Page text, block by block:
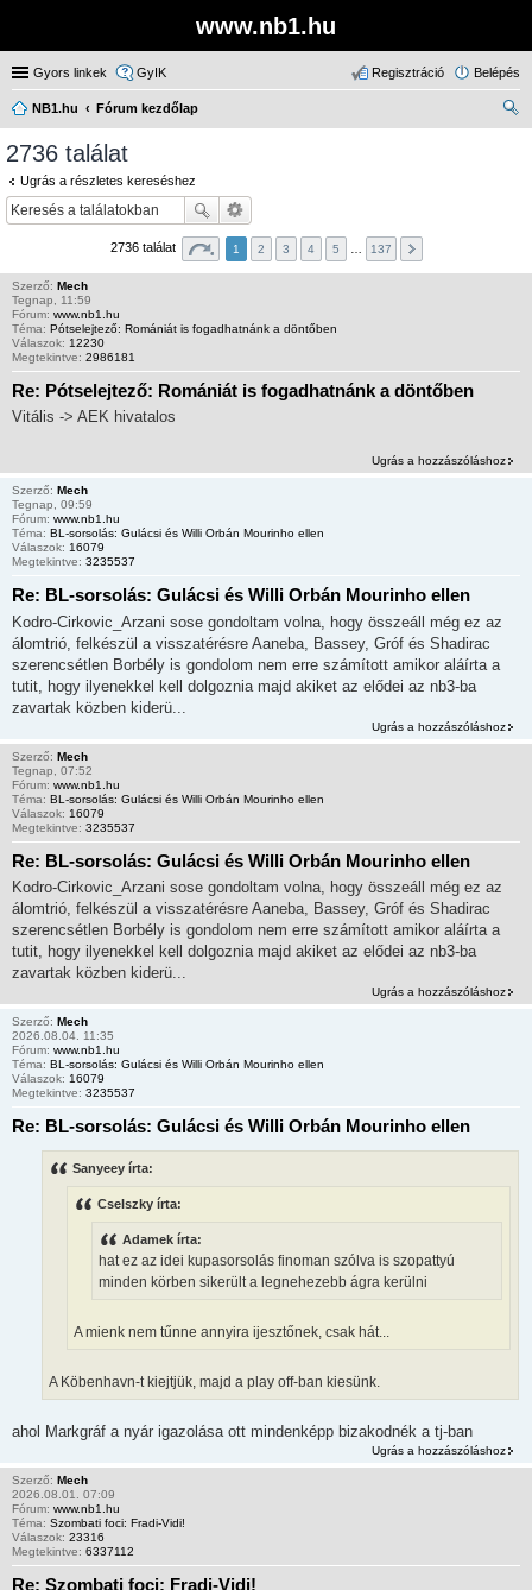
www.nb1.hu
Gyors linkek GyIK Belépés
Regisztráció
NB1.hu
Fórum kezdőlap
2736 találat
Ugrás a részletes kereséshez
2736 találat 1 2 3 4 5 137
Szerző: Mech
Tegnap, 11:59
Fórum: www.nb1.hu
Téma: Pótselejtező: Romániát is fogadhatnánk a döntőben
Válaszok: 12230
Megtekintve: 2986181
Re: Pótselejtező: Romániát is fogadhatnánk a döntőben
Vitális -> AEK hivatalos
Ugrás a hozzászóláshoz
Szerző: Mech
Tegnap, 09:59
Fórum: www.nb1.hu
Téma: BL-sorsolás: Gulácsi és Willi Orbán Mourinho ellen
Válaszok: 16079
Megtekintve: 3235537
Re: BL-sorsolás: Gulácsi és Willi Orbán Mourinho ellen
Kodro-Cirkovic_Arzani sose gondoltam volna, hogy összeáll még ez az
álomtrió, felkészül a visszatérésre Aaneba, Bassey, Gróf és Shadirac
szerencsétlen Borbély is gondolom nem erre számított amikor aláírta a
tutit, hogy ilyenekkel kell dolgoznia majd akiket az elődei az nb3-ba
zavartak közben kiderü...
Ugrás a hozzászóláshoz
Szerző: Mech
Tegnap, 07:52
Fórum: www.nb1.hu
Téma: BL-sorsolás: Gulácsi és Willi Orbán Mourinho ellen
Válaszok: 16079
Megtekintve: 3235537
Re: BL-sorsolás: Gulácsi és Willi Orbán Mourinho ellen
Kodro-Cirkovic_Arzani sose gondoltam volna, hogy összeáll még ez az
álomtrió, felkészül a visszatérésre Aaneba, Bassey, Gróf és Shadirac
szerencsétlen Borbély is gondolom nem erre számított amikor aláírta a
tutit, hogy ilyenekkel kell dolgoznia majd akiket az elődei az nb3-ba
zavartak közben kiderü...
Ugrás a hozzászóláshoz
Szerző: Mech
2026.08.04. 11:35
Fórum: www.nb1.hu
Téma: BL-sorsolás: Gulácsi és Willi Orbán Mourinho ellen
Válaszok: 16079
Megtekintve: 3235537
Re: BL-sorsolás: Gulácsi és Willi Orbán Mourinho ellen
Sanyeey írta:
Cselszky írta:
Adamek írta:
hat ez az idei kupasorsolás finoman szólva is szopattyú
minden körben sikerült a legnehezebb ágra kerülni
A mienk nem tűnne annyira ijesztőnek, csak hát...
A Köbenhavn-t kiejtjük, majd a play off-ban kiesünk.
ahol Markgráf a nyár igazolása ott mindenképp bizakodnék a tj-ban
Ugrás a hozzászóláshoz
Szerző: Mech
2026.08.01. 07:09
Fórum: www.nb1.hu
Téma: Szombati foci: Fradi-Vidi!
Válaszok: 23316
Megtekintve: 6337112
Re: Szombati foci: Fradi-Vidi!